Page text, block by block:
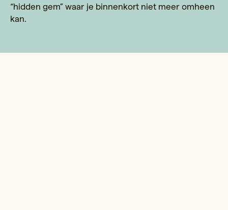
“hidden gem” waar je binnenkort niet meer omheen
kan.